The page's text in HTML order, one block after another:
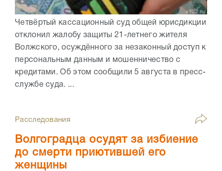
Четвёртый кассационный суд общей юрисдикции
отклонил жалобу защиты 21-летнего жителя
Волжского, осуждённого за незаконный доступ к
персональным данным и мошенничество с
кредитами. Об этом сообщили 5 августа в пресс-
службе суда. ...
Расследования
Волгоградца осудят за избиение
до смерти приютившей его
женщины